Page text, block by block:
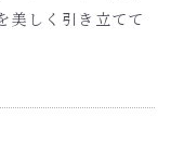
美しく引き立てて